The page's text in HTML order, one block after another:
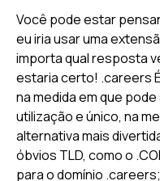
Você pode estar
eu iria usar uma
importa qual resposta
estaria certo! .careers
na medida em que
utilização e único, na
alternativa mais
óbvios TLD, como o
para o domínio